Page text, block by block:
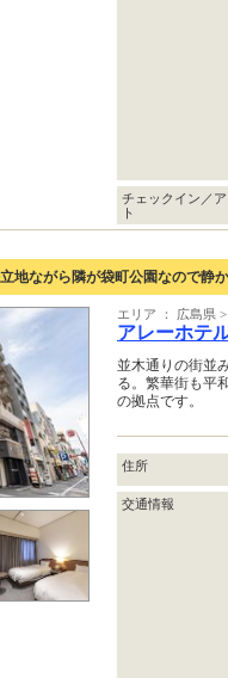
チェックイン／
ト
地ながら隣が袋町公園なので静
エリア ： 広島県
アレーホテ
並木通りの街並
る。繁華街も平
の拠点です。
住所
交通情報